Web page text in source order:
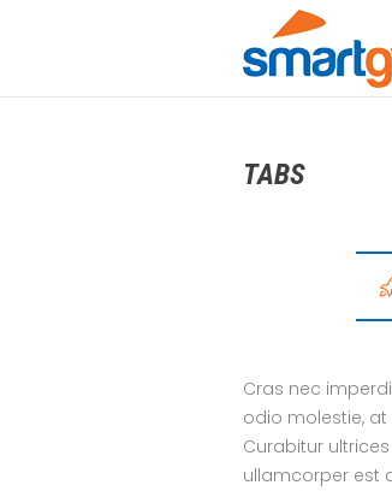
TABS
Cras nec
odio molestie,
Curabitur
ullamcorper est